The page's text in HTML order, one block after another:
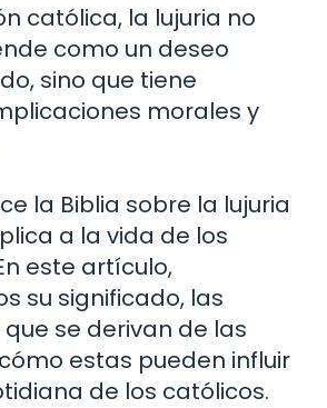
católica, la lujuria no
como un deseo
sino que tiene
morales y
la Biblia sobre la lujuria
a la vida de los
este artículo,
su significado, las
se derivan de las
estas pueden influir
de los católicos.